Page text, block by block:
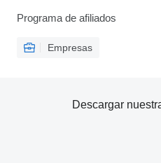
Programa de afiliados
Empresas
Descargar